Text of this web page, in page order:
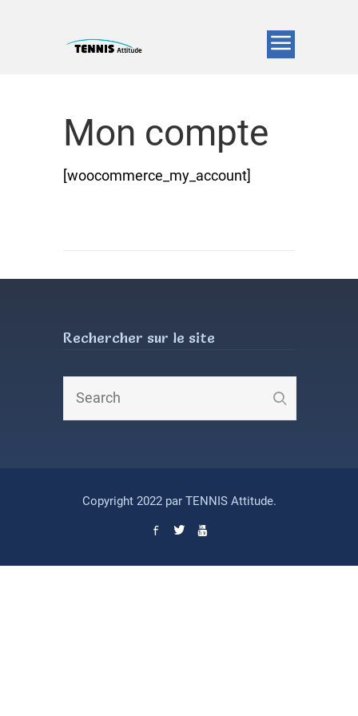
Mon compte
[woocommerce_my_account]
Rechercher sur le site
Copyright 2022 par TENNIS Attitude.